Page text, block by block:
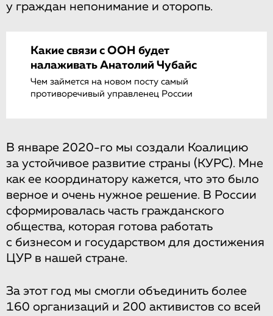
у граждан непонимание и оторопь.
Какие связи с ООН будет
налаживать Анатолий Чубайс
Чем займется на новом посту самый
противоречивый управленец России
В январе 2020-го мы создали Коалицию
за устойчивое развитие страны (КУРС). Мне
как ее координатору кажется, что это было
верное и очень нужное решение. В России
сформировалась часть гражданского
общества, которая готова работать
с бизнесом и государством для достижения
ЦУР в нашей стране.
За этот год мы смогли объединить более
160 организаций и 200 активистов со всей